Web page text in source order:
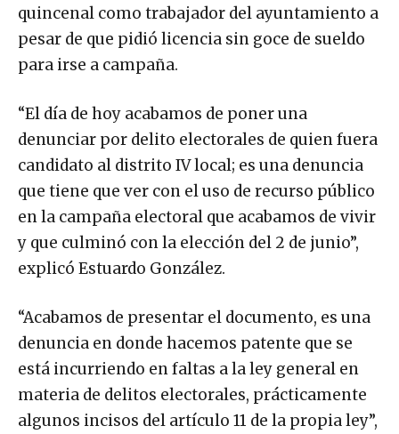
quincenal como trabajador del ayuntamiento a
pesar de que pidió licencia sin goce de sueldo
para irse a campaña.
“El día de hoy acabamos de poner una
denunciar por delito electorales de quien fuera
candidato al distrito IV local; es una denuncia
que tiene que ver con el uso de recurso público
en la campaña electoral que acabamos de vivir
y que culminó con la elección del 2 de junio”,
explicó Estuardo González.
“Acabamos de presentar el documento, es una
denuncia en donde hacemos patente que se
está incurriendo en faltas a la ley general en
materia de delitos electorales, prácticamente
algunos incisos del artículo 11 de la propia ley”,